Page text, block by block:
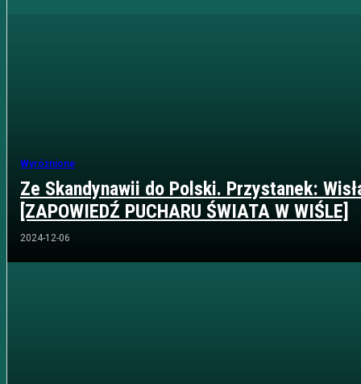
Wyróżnione
Ze Skandynawii do Polski. Przystanek:
[ZAPOWIEDŹ PUCHARU ŚWIATA W WIŚLE]
2024-12-06